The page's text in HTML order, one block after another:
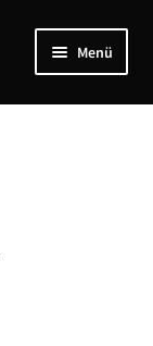
Menü